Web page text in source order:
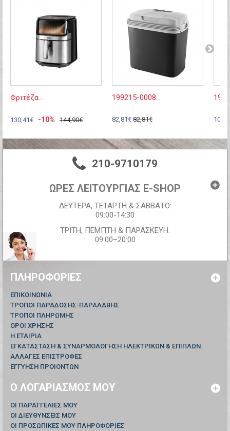
Φριτέζα...
130,41€ -10% 144,90€
199215-0008...
82,81€ 82,81€
210-9710179
ΩΡΕΣ ΛΕΙΤΟΥΡΓΙΑΣ E-SHOP
ΔΕΥΤΕΡΑ, ΤΕΤΑΡΤΗ & ΣΑΒΒΑΤΟ:
09:00-14:30
ΤΡΙΤΗ, ΠΕΜΠΤΗ & ΠΑΡΑΣΚΕΥΗ:
09:00–20:00
ΠΛΗΡΟΦΟΡΊΕΣ
ΕΠΙΚΟΙΝΩΝΊΑ
ΤΡΟΠΟΙ ΠΑΡΑΔΟΣΗΣ-ΠΑΡΑΛΑΒΗΣ
ΤΡΟΠΟΙ ΠΛΗΡΩΜΗΣ
ΟΡΟΙ ΧΡΗΣΗΣ
Η ΕΤΑΙΡΙΑ
ΕΓΚΑΤΑΣΤΑΣΗ & ΣΥΝΑΡΜΟΛΟΓΗΣΗ ΗΛΕΚΤΡΙΚΩΝ & ΕΠΙΠΛΩΝ
ΑΛΛΑΓΕΣ ΕΠΙΣΤΡΟΦΕΣ
ΕΓΓΥΗΣΗ ΠΡΟΙΟΝΤΩΝ
Ο ΛΟΓΑΡΙΑΣΜΌΣ ΜΟΥ
ΟΙ ΠΑΡΑΓΓΕΛΊΕΣ ΜΟΥ
ΟΙ ΔΙΕΥΘΎΝΣΕΙΣ ΜΟΥ
ΟΙ ΠΡΟΣΩΠΙΚΈΣ ΜΟΥ ΠΛΗΡΟΦΟΡΊΕΣ